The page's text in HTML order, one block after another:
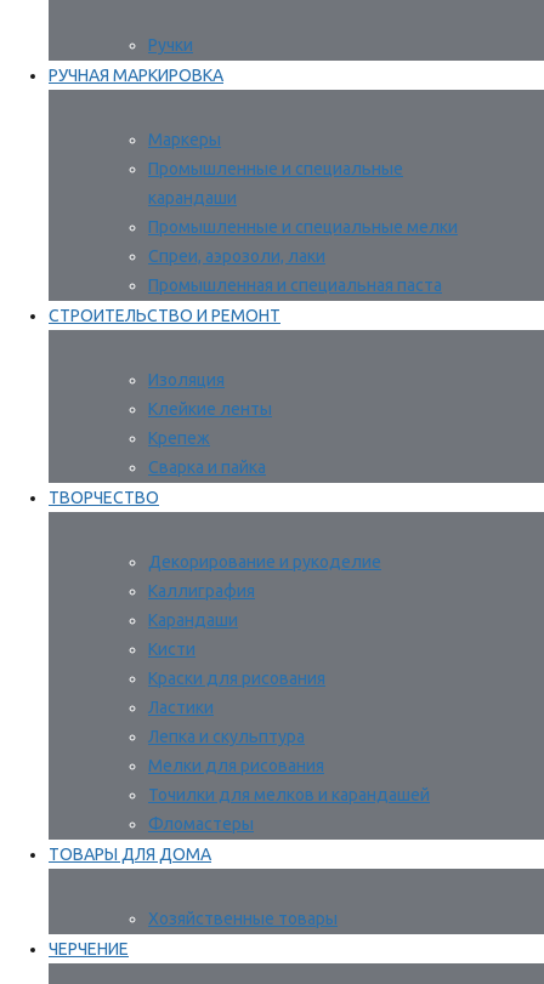
Ручки
РУЧНАЯ МАРКИРОВКА
Маркеры
Промышленные и специальные
карандаши
Промышленные и специальные мелки
Спреи, аэрозоли, лаки
Промышленная и специальная паста
СТРОИТЕЛЬСТВО И РЕМОНТ
Изоляция
Клейкие ленты
Крепеж
Сварка и пайка
ТВОРЧЕСТВО
Декорирование и рукоделие
Каллиграфия
Карандаши
Кисти
Краски для рисования
Ластики
Лепка и скульптура
Мелки для рисования
Точилки для мелков и карандашей
Фломастеры
ТОВАРЫ ДЛЯ ДОМА
Хозяйственные товары
ЧЕРЧЕНИЕ